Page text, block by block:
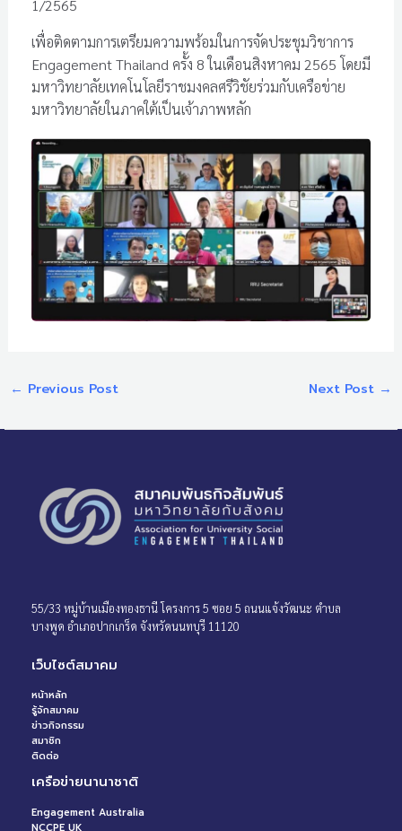
1/2565
เพื่อติดตามการเตรียมความพร้อมในการจัดประชุมวิชาการ
Engagement Thailand ครั้ง 8 ในเดือนสิงหาคม 2565 โดยมี
มหาวิทยาลัยเทคโนโลยีราชมงคลศรีวิชัยร่วมกับเครือข่าย
มหาวิทยาลัยในภาคใต้เป็นเจ้าภาพหลัก
← Previous Post Next Post →
55/33 หมู่บ้านเมืองทองธานี โครงการ 5 ซอย 5 ถนนแจ้งวัฒนะ ตำบล
บางพูด อำเภอปากเกร็ด จังหวัดนนทบุรี 11120
เว็บไซต์สมาคม
หน้าหลัก
รู้จักสมาคม
ข่าวกิจกรรม
สมาชิก
ติดต่อ
เครือข่ายนานาชาติ
Engagement Australia
NCCPE UK